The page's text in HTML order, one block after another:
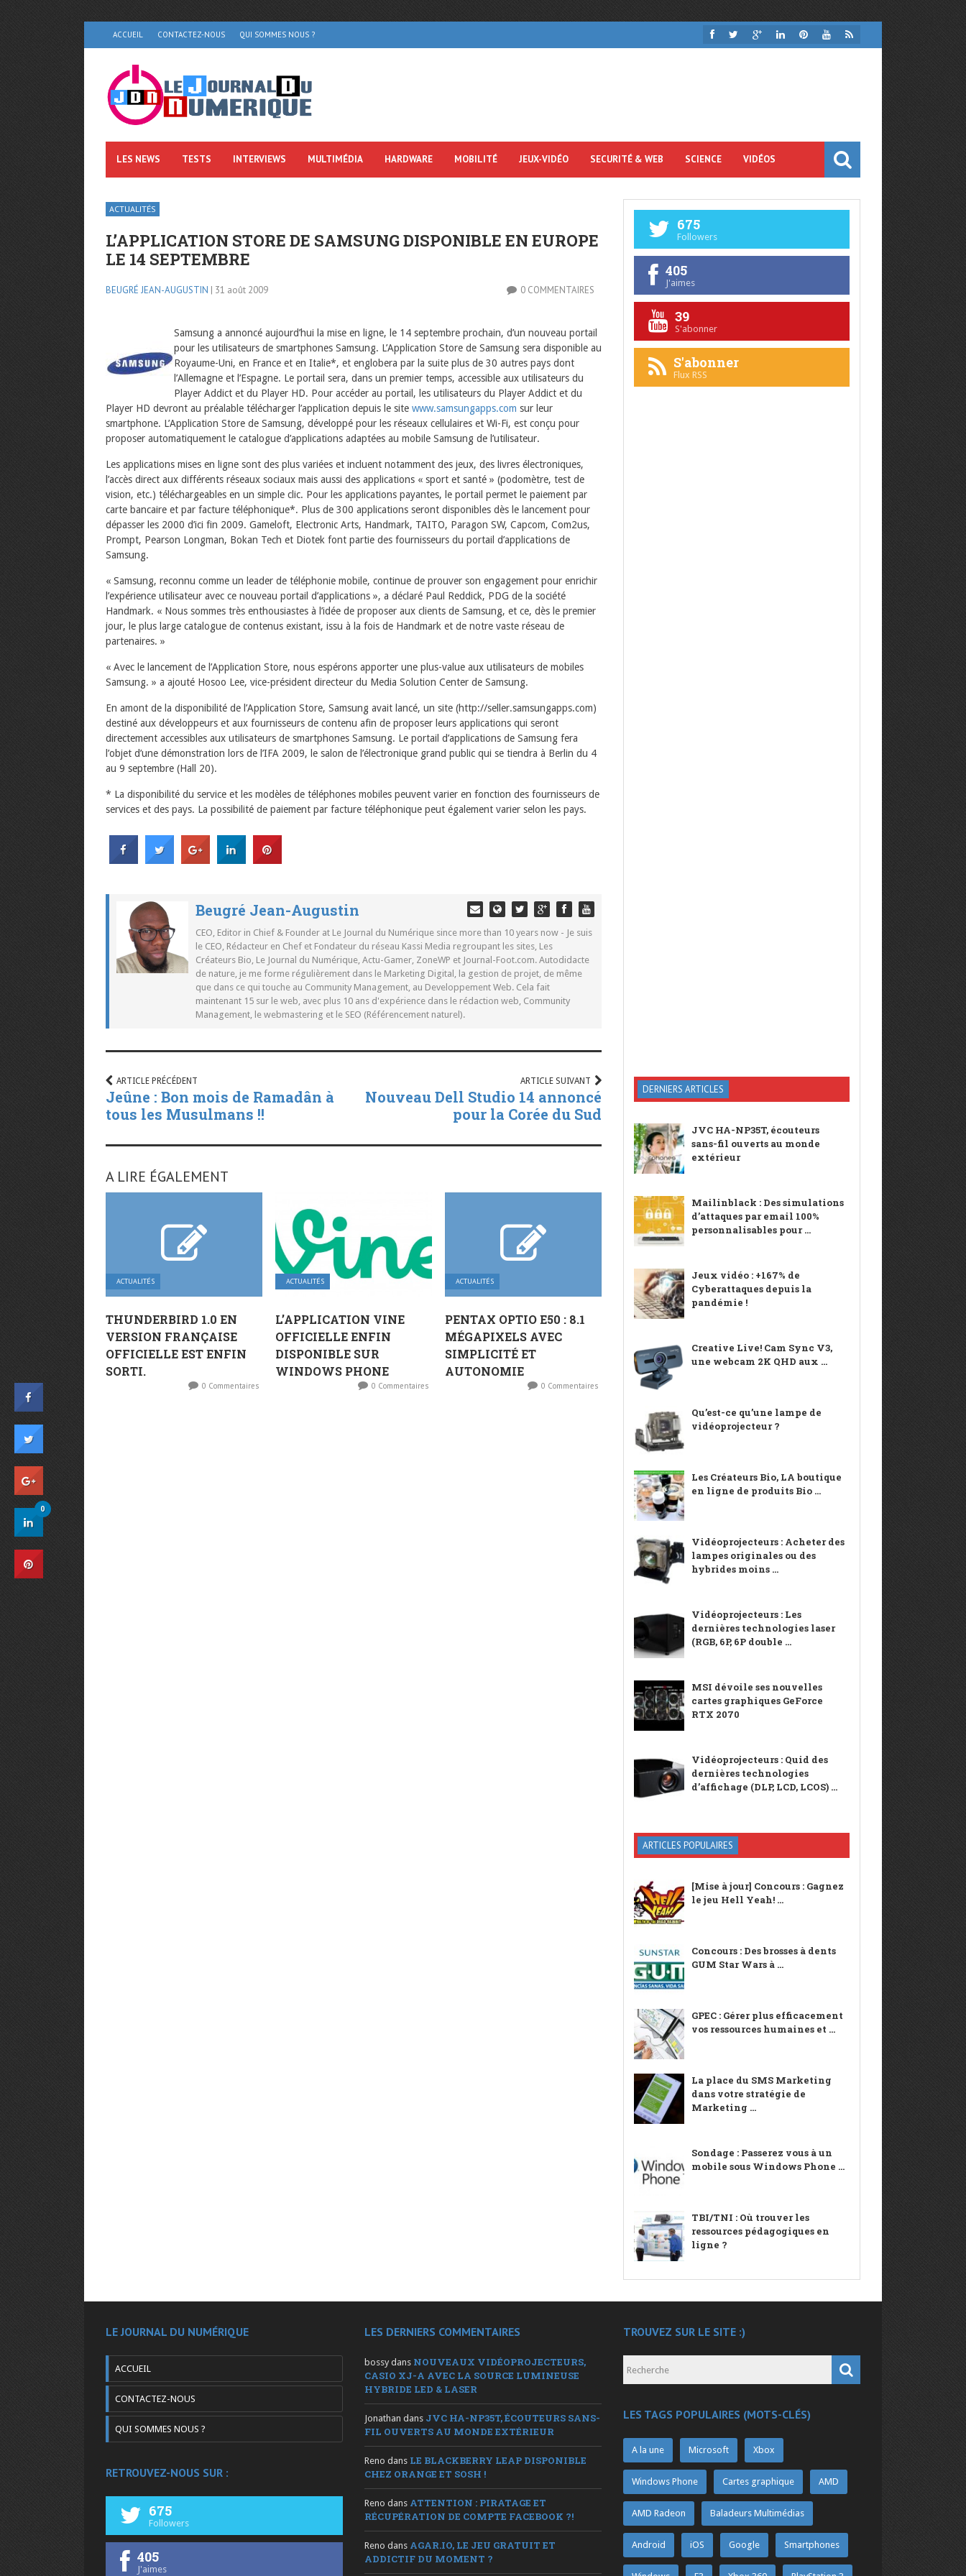
ACCUEIL CONTACTEZ-NOUS QUI SOMMES NOUS ?
LES NEWS TESTS INTERVIEWS MULTIMÉDIA HARDWARE MOBILITÉ JEUX-VIDÉO SECURITÉ & WEB SCIENCE VIDÉOS
ACTUALITÉS
L’APPLICATION STORE DE SAMSUNG DISPONIBLE EN EUROPE
LE 14 SEPTEMBRE
BEUGRÉ JEAN-AUGUSTIN | 31 août 2009 0 COMMENTAIRES
Samsung a annoncé aujourd’hui la mise en ligne, le 14 septembre prochain, d’un nouveau portail
pour les utilisateurs de smartphones Samsung. L’Application Store de Samsung sera disponible au
Royaume-Uni, en France et en Italie*, et englobera par la suite plus de 30 autres pays dont
l’Allemagne et l’Espagne. Le portail sera, dans un premier temps, accessible aux utilisateurs du
Player Addict et du Player HD. Pour accéder au portail, les utilisateurs du Player Addict et du
Player HD devront au préalable télécharger l’application depuis le site www.samsungapps.com sur leur
smartphone. L’Application Store de Samsung, développé pour les réseaux cellulaires et Wi-Fi, est conçu pour
proposer automatiquement le catalogue d’applications adaptées au mobile Samsung de l’utilisateur.
Les applications mises en ligne sont des plus variées et incluent notamment des jeux, des livres électroniques,
l’accès direct aux différents réseaux sociaux mais aussi des applications « sport et santé » (podomètre, test de
vision, etc.) téléchargeables en un simple clic. Pour les applications payantes, le portail permet le paiement par
carte bancaire et par facture téléphonique*. Plus de 300 applications seront disponibles dès le lancement pour
dépasser les 2000 d’ici fin 2009. Gameloft, Electronic Arts, Handmark, TAITO, Paragon SW, Capcom, Com2us,
Prompt, Pearson Longman, Bokan Tech et Diotek font partie des fournisseurs du portail d’applications de
Samsung.
« Samsung, reconnu comme un leader de téléphonie mobile, continue de prouver son engagement pour enrichir
l’expérience utilisateur avec ce nouveau portail d’applications », a déclaré Paul Reddick, PDG de la société
Handmark. « Nous sommes très enthousiastes à l’idée de proposer aux clients de Samsung, et ce, dès le premier
jour, le plus large catalogue de contenus existant, issu à la fois de Handmark et de notre vaste réseau de
partenaires. »
« Avec le lancement de l’Application Store, nous espérons apporter une plus-value aux utilisateurs de mobiles
Samsung. » a ajouté Hosoo Lee, vice-président directeur du Media Solution Center de Samsung.
En amont de la disponibilité de l’Application Store, Samsung avait lancé, un site (http://seller.samsungapps.com)
destiné aux développeurs et aux fournisseurs de contenu afin de proposer leurs applications qui seront
directement accessibles aux utilisateurs de smartphones Samsung. Le portail d’applications de Samsung fera
l’objet d’une démonstration lors de l’IFA 2009, le salon de l’électronique grand public qui se tiendra à Berlin du 4
au 9 septembre (Hall 20).
* La disponibilité du service et les modèles de téléphones mobiles peuvent varier en fonction des fournisseurs de
services et des pays. La possibilité de paiement par facture téléphonique peut également varier selon les pays.
Beugré Jean-Augustin
CEO, Editor in Chief & Founder at Le Journal du Numérique since more than 10 years now - Je suis
le CEO, Rédacteur en Chef et Fondateur du réseau Kassi Media regroupant les sites, Les
Créateurs Bio, Le Journal du Numérique, Actu-Gamer, ZoneWP et Journal-Foot.com. Autodidacte
de nature, je me forme régulièrement dans le Marketing Digital, la gestion de projet, de même
que dans ce qui touche au Community Management, au Developpement Web. Cela fait
maintenant 15 sur le web, avec plus 10 ans d'expérience dans le rédaction web, Community
Management, le webmastering et le SEO (Référencement naturel).
ARTICLE PRÉCÉDENT
Jeûne : Bon mois de Ramadân à
tous les Musulmans !!
ARTICLE SUIVANT
Nouveau Dell Studio 14 annoncé
pour la Corée du Sud
A LIRE ÉGALEMENT
ACTUALITÉS
THUNDERBIRD 1.0 EN
VERSION FRANÇAISE
OFFICIELLE EST ENFIN
SORTI.
0 Commentaires
ACTUALITÉS
L’APPLICATION VINE
OFFICIELLE ENFIN
DISPONIBLE SUR
WINDOWS PHONE
0 Commentaires
ACTUALITÉS
PENTAX OPTIO E50 : 8.1
MÉGAPIXELS AVEC
SIMPLICITÉ ET
AUTONOMIE
0 Commentaires
675
Followers
405
J'aimes
39
S'abonner
S'abonner
Flux RSS
DERNIERS ARTICLES
JVC HA-NP35T, écouteurs
sans-fil ouverts au monde
extérieur
Mailinblack : Des simulations
d’attaques par email 100%
personnalisables pour ...
Jeux vidéo : +167% de
Cyberattaques depuis la
pandémie !
Creative Live! Cam Sync V3,
une webcam 2K QHD aux ...
Qu’est-ce qu’une lampe de
vidéoprojecteur ?
Les Créateurs Bio, LA boutique
en ligne de produits Bio ...
Vidéoprojecteurs : Acheter des
lampes originales ou des
hybrides moins ...
Vidéoprojecteurs : Les
dernières technologies laser
(RGB, 6P, 6P double ...
MSI dévoile ses nouvelles
cartes graphiques GeForce
RTX 2070
Vidéoprojecteurs : Quid des
dernières technologies
d’affichage (DLP, LCD, LCOS) ...
ARTICLES POPULAIRES
[Mise à jour] Concours : Gagnez
le jeu Hell Yeah! ...
Concours : Des brosses à dents
GUM Star Wars à ...
GPEC : Gérer plus efficacement
vos ressources humaines et ...
La place du SMS Marketing
dans votre stratégie de
Marketing ...
Sondage : Passerez vous à un
mobile sous Windows Phone ...
TBI/TNI : Où trouver les
ressources pédagogiques en
ligne ?
LE JOURNAL DU NUMÉRIQUE
ACCUEIL
CONTACTEZ-NOUS
QUI SOMMES NOUS ?
RETROUVEZ-NOUS SUR :
675
Followers
405
J'aimes
LES DERNIERS COMMENTAIRES
bossy dans NOUVEAUX VIDÉOPROJECTEURS,
CASIO XJ-A AVEC LA SOURCE LUMINEUSE
HYBRIDE LED & LASER
Jonathan dans JVC HA-NP35T, ÉCOUTEURS SANS-
FIL OUVERTS AU MONDE EXTÉRIEUR
Reno dans LE BLACKBERRY LEAP DISPONIBLE
CHEZ ORANGE ET SOSH !
Reno dans ATTENTION : PIRATAGE ET
RÉCUPÉRATION DE COMPTE FACEBOOK ?!
Reno dans AGAR.IO, LE JEU GRATUIT ET
ADDICTIF DU MOMENT ?
TROUVEZ SUR LE SITE :)
LES TAGS POPULAIRES (MOTS-CLÉS)
A la une Microsoft Xbox
Windows Phone Cartes graphique AMD
AMD Radeon Baladeurs Multimédias
Android iOS Google Smartphones
0